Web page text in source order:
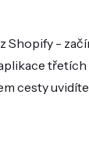
Shopify -
cesty